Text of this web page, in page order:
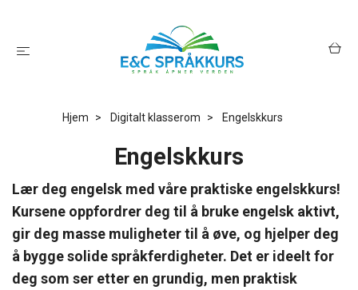
Hjem Digitalt klasserom Engelskkurs
Engelskkurs
Lær deg engelsk med våre praktiske engelskkurs!
Kursene oppfordrer deg til å bruke engelsk aktivt,
gir deg masse muligheter til å øve, og hjelper deg
å bygge solide språkferdigheter. Det er ideelt for
deg som ser etter en grundig, men praktisk